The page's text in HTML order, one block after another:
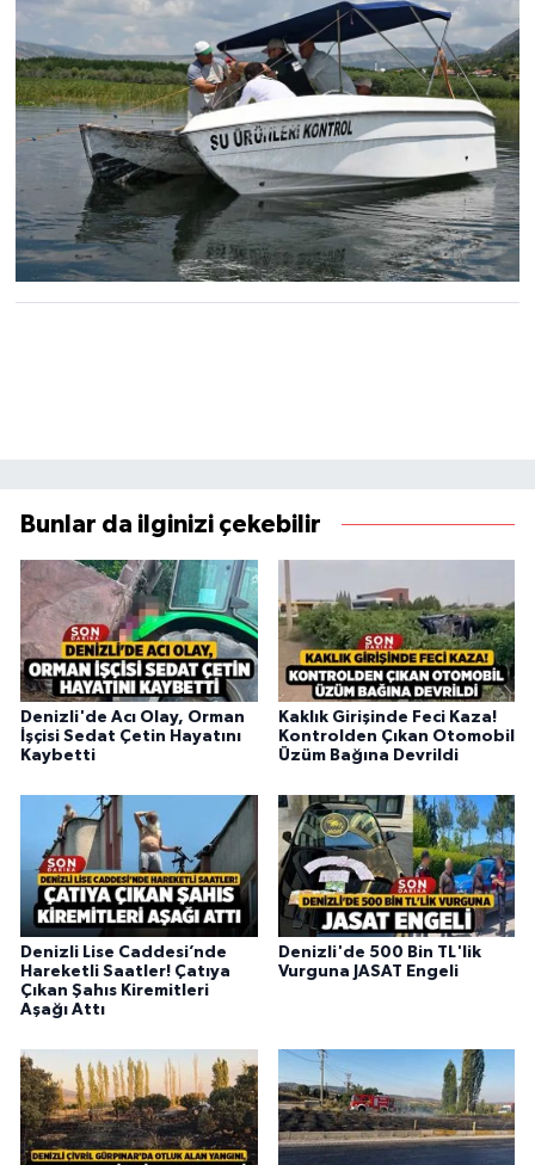
Bunlar da ilginizi çekebilir
Denizli'de Acı Olay, Orman
İşçisi Sedat Çetin Hayatını
Kaybetti
Kaklık Girişinde Feci Kaza!
Kontrolden Çıkan Otomobil
Üzüm Bağına Devrildi
Denizli Lise Caddesi’nde
Hareketli Saatler! Çatıya
Çıkan Şahıs Kiremitleri
Aşağı Attı
Denizli'de 500 Bin TL'lik
Vurguna JASAT Engeli